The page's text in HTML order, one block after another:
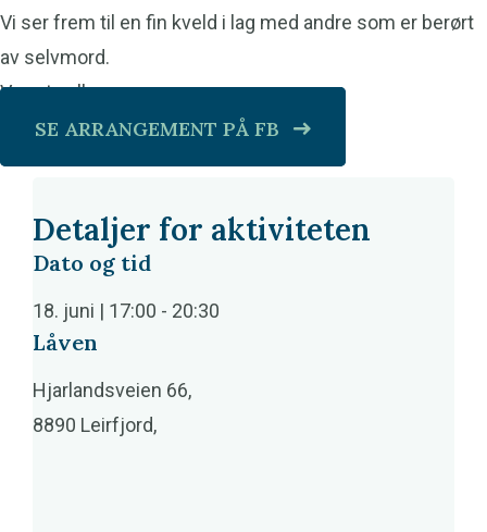
Vi ser frem til en fin kveld i lag med andre som er berørt
av selvmord.
Varmt velkomme
SE ARRANGEMENT PÅ FB
Detaljer for aktiviteten
Dato og tid
18. juni | 17:00 - 20:30
Låven
Hjarlandsveien 66,
8890 Leirfjord,